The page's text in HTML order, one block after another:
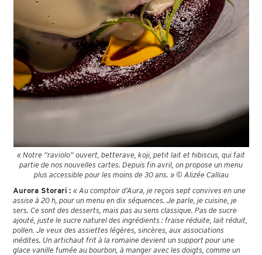
« Notre “raviolo” ouvert, betterave, koji, petit lait et hibiscus, qui fait
partie de nos nouvelles cartes. Depuis fin avril, on propose un menu
plus accessible pour les moins de 30 ans. » © Alizée Calliau
Aurora Storari : « Au comptoir d’Aura, je reçois sept convives en une
assise à 20 h, pour un menu en dix séquences. Je parle, je cuisine, je
sers. Ce sont des desserts, mais pas au sens classique. Pas de sucre
ajouté, juste le sucre naturel des ingrédients : fraise réduite, lait réduit,
pollen. Je veux des assiettes légères, sincères, aux associations
inédites. Un artichaut frit à la romaine devient un support pour une
glace vanille fumée au bourbon, à manger avec les doigts, comme un